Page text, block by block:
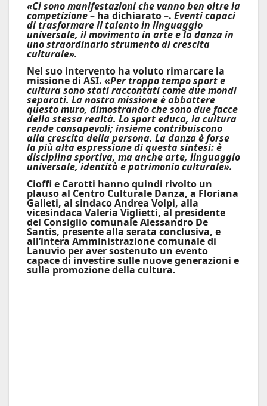
«Ci sono manifestazioni che vanno ben oltre la
competizione– ha dichiarato –. Eventi capaci
di trasformare il talento in linguaggio
universale, il movimento in arte e la danza in
uno straordinario strumento di crescita
culturale».
Nel suo intervento ha voluto rimarcare la
missione di ASI. «Per troppo tempo sport e
cultura sono stati raccontati come due mondi
separati. La nostra missione è abbattere
questo muro, dimostrando che sono due facce
della stessa realtà. Lo sport educa, la cultura
rende consapevoli; insieme contribuiscono
alla crescita della persona. La danza è forse
la più alta espressione di questa sintesi: è
disciplina sportiva, ma anche arte, linguaggio
universale, identità e patrimonio culturale».
Cioffi e Carotti hanno quindi rivolto un
plauso al Centro Culturale Danza, a Floriana
Galieti, al sindacoAndrea Volpi, alla
vicesindaca Valeria Viglietti, al presidente
del Consiglio comunaleAlessandro De
Santis, presente alla serata conclusiva, e
all’intera Amministrazione comunale di
Lanuvio per aver sostenuto un evento
capace di investire sulle nuove generazioni e
sulla promozione della cultura.